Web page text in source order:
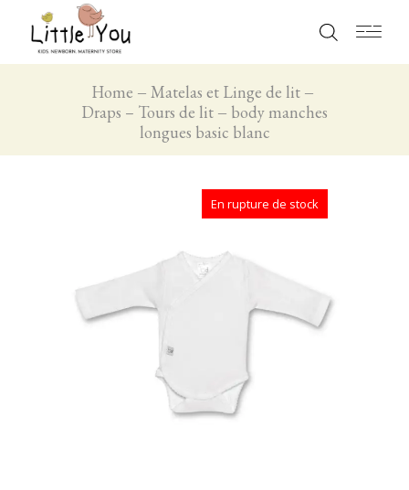
Home
Matelas et Linge de lit
Draps – Tours de lit
body manches
longues basic blanc
En rupture de stock